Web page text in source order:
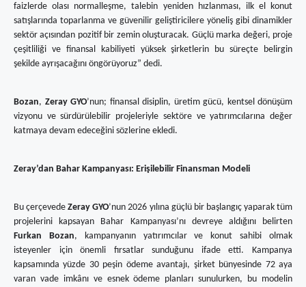
faizlerde olası normalleşme, talebin yeniden hızlanması, ilk el konut
satışlarında toparlanma ve güvenilir geliştiricilere yöneliş gibi dinamikler
sektör açısından pozitif bir zemin oluşturacak. Güçlü marka değeri, proje
çeşitliliği ve finansal kabiliyeti yüksek şirketlerin bu süreçte belirgin
şekilde ayrışacağını öngörüyoruz” dedi.
Bozan, Zeray GYO’nun; finansal disiplin, üretim gücü, kentsel dönüşüm
vizyonu ve sürdürülebilir projeleriyle sektöre ve yatırımcılarına değer
katmaya devam edeceğini sözlerine ekledi.
Zeray’dan Bahar Kampanyası: Erişilebilir Finansman Modeli
Bu çerçevedeZeray GYO’nun 2026 yılına güçlü bir başlangıç yaparak tüm
projelerini kapsayan Bahar Kampanyası’nı devreye aldığını belirten
Furkan Bozan, kampanyanın yatırımcılar ve konut sahibi olmak
isteyenler için önemli fırsatlar sunduğunu ifade etti. Kampanya
kapsamında yüzde 30 peşin ödeme avantajı, şirket bünyesinde 72 aya
varan vade imkânı ve esnek ödeme planları sunulurken, bu modelin